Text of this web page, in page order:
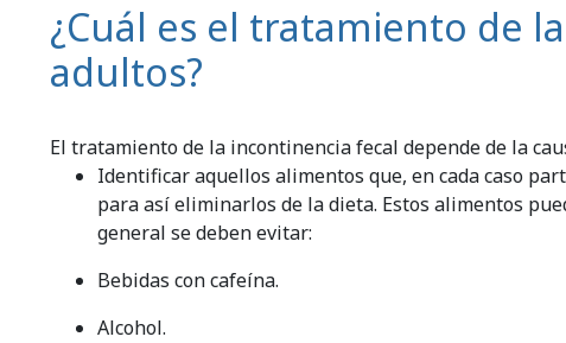
¿Cuál es el tratamiento de
adultos?
El tratamiento de la incontinencia fecal depende de la
Identificar aquellos alimentos que, en cada caso
para así eliminarlos de la dieta. Estos alimentos
general se deben evitar:
Bebidas con cafeína.
Alcohol.